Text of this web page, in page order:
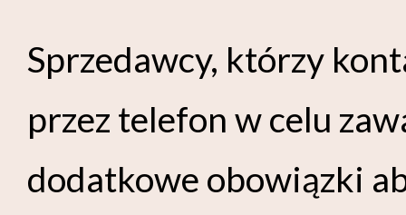
Sprzedawcy, którzy
przez telefon w celu
dodatkowe obowiązki